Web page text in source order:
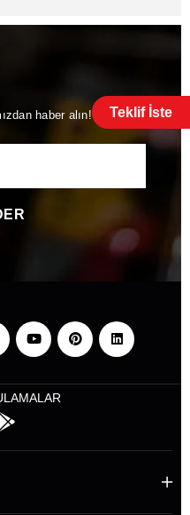
Teklif İste
haber alın!